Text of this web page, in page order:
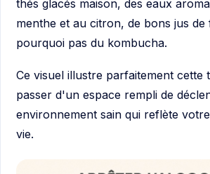
thés glacés maison, des eaux
menthe et au citron, de bons jus de
pourquoi pas du kombucha.
Ce visuel illustre parfaitement cette
passer d'un espace rempli de
environnement sain qui reflète
vie.